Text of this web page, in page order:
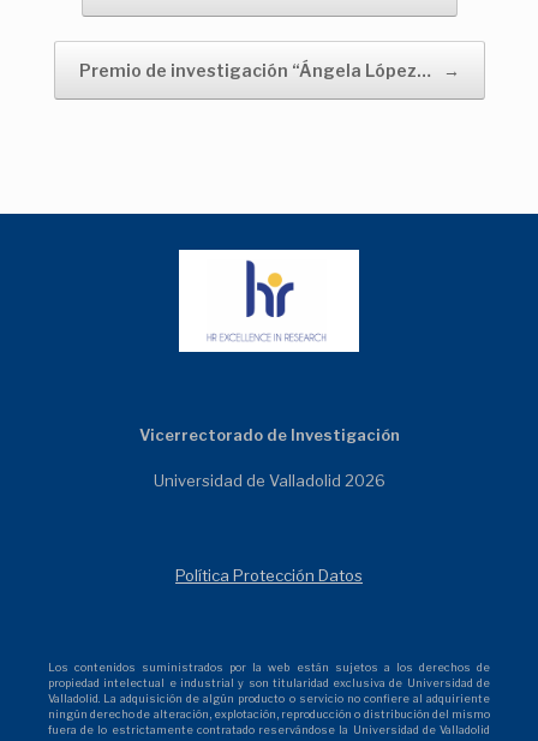
Premio de investigación “Ángela López… →
Vicerrectorado de Investigación
Universidad de Valladolid 2026
Política Protección Datos
Los contenidos suministrados por la web están sujetos a los derechos de
propiedad intelectual e industrial y son titularidad exclusiva de Universidad de
Valladolid. La adquisición de algún producto o servicio no confiere al adquiriente
ningún derecho de alteración, explotación, reproducción o distribución del mismo
fuera de lo estrictamente contratado reservándose la Universidad de Valladolid